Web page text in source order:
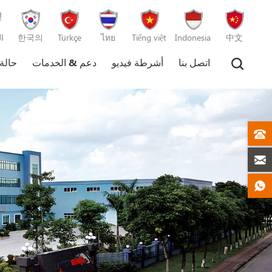
한국의 Türkçe ไทย Tiếng việt Indonesia 中文
دعم & الخدمات أشرطة فيديو اتصل بنا